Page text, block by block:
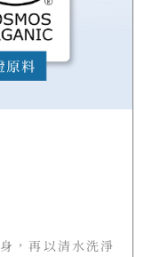
，再以清水洗淨